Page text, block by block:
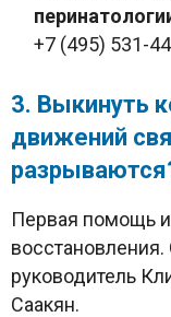
+7 (495) 531-
3. Выкинуть
движений
Первая помощь и
руководитель
Саакян.